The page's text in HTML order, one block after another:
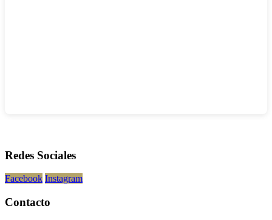
Redes Sociales
Facebook Instagram
Contacto